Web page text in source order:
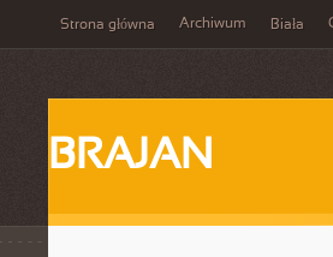
Strona główna Archiwum Biała
BRAJAN